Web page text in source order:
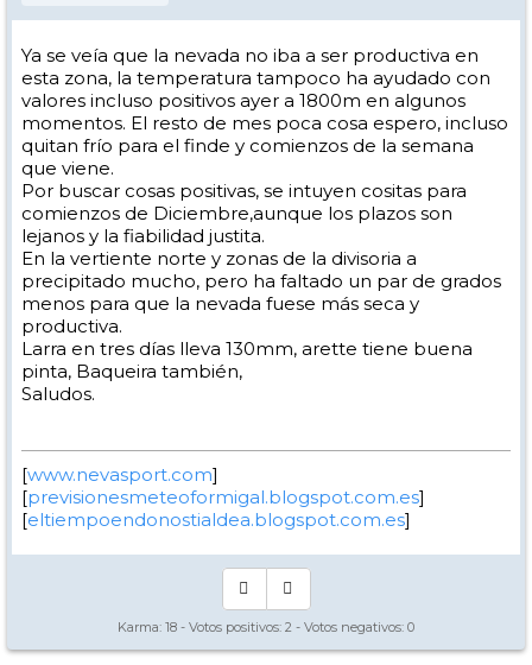
Ya se veía que la nevada no iba a ser productiva en
esta zona, la temperatura tampoco ha ayudado con
valores incluso positivos ayer a 1800m en algunos
momentos. El resto de mes poca cosa espero, incluso
quitan frío para el finde y comienzos de la semana
que viene.
Por buscar cosas positivas, se intuyen cositas para
comienzos de Diciembre,aunque los plazos son
lejanos y la fiabilidad justita.
En la vertiente norte y zonas de la divisoria a
precipitado mucho, pero ha faltado un par de grados
menos para que la nevada fuese más seca y
productiva.
Larra en tres días lleva 130mm, arette tiene buena
pinta, Baqueira también,
Saludos.
[www.nevasport.com]
[previsionesmeteoformigal.blogspot.com.es]
[eltiempoendonostialdea.blogspot.com.es]
Karma: 18 - Votos positivos: 2 - Votos negativos: 0